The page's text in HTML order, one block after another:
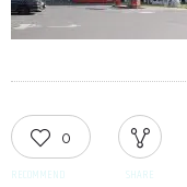
0
RECOMMEND SHARE